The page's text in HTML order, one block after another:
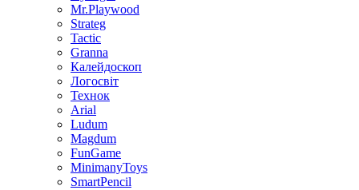
Mr.Playwood
Strateg
Tactic
Granna
Калейдоскоп
Логосвіт
Технок
Arial
Ludum
Magdum
FunGame
MinimanyToys
SmartPencil